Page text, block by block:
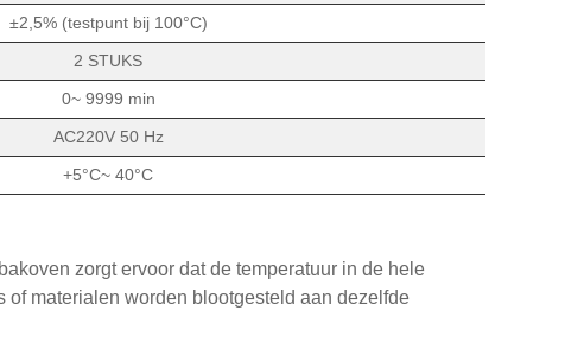
±2,5% (testpunt bij 100°C)
2 STUKS
0~ 9999 min
AC220V 50 Hz
+5°C~ 40°C
zorgt ervoor dat de temperatuur in de hele
of materialen worden blootgesteld aan dezelfde